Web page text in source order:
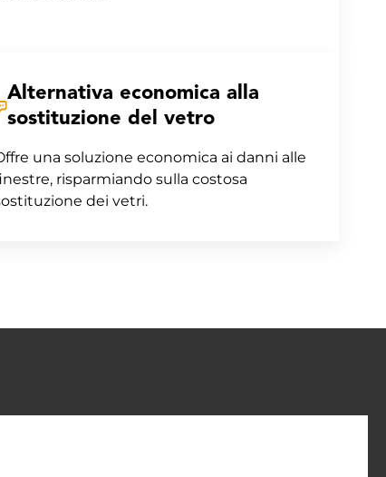
Alternativa economica alla
sostituzione del vetro
una soluzione economica ai danni alle
risparmiando sulla costosa
dei vetri.